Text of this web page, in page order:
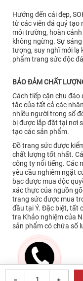
Hướng đến cái đẹp,
từ các viên đá quý tạo
môi trường, hoàn
không ngừng. Sự
tượng, suy nghĩ mới lạ
phẩm trang sức độc
BẢO ĐẢM CHẤT
Cách tiếp cận chu đáo
tắc của tất cả các
nhiều người trong số
bị được lắp đặt tại nơi
tạo các sản phẩm.
Đồ trang sức được
chất lượng tốt nhất.
công ty nổi tiếng. Các
yêu cầu nghiêm ngặt
bạc được mua độc
xác thực của nguồn
trang sức được mua
đầu tại Ý. Đặc biệt, tất
tra Khảo nghiệm của
sản phẩm có chứa số